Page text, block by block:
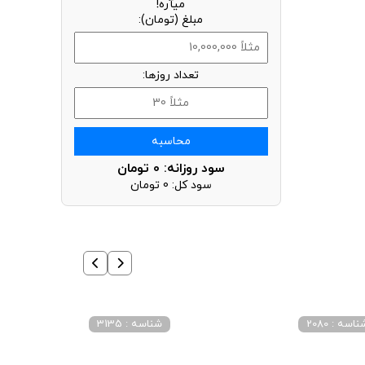
میآره!
مبلغ (تومان):
تعداد روزها:
محاسبه
سود روزانه: 0 تومان
سود کل: 0 تومان
: 2080 شناسه : 3135